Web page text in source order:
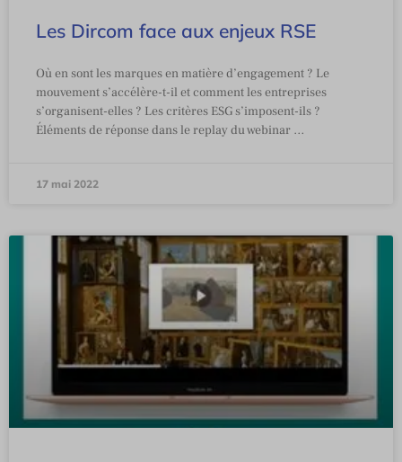
Les Dircom face aux enjeux RSE
Où en sont les marques en matière d’engagement ? Le
mouvement s’accélère-t-il et comment les entreprises
s’organisent-elles ? Les critères ESG s’imposent-ils ?
Éléments de réponse dans le replay du webinar …
17 mai 2022